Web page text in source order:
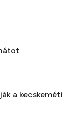
a kecskeméti